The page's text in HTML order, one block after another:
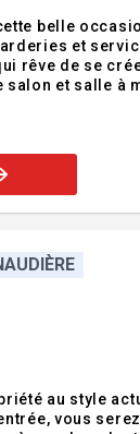
belle
et
rêve de se
salon et salle à
au style
vous